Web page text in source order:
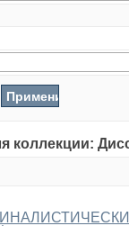
коллекции: